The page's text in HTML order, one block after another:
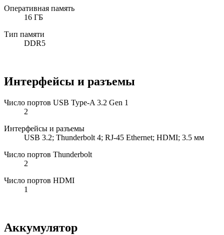
Оперативная память
16 ГБ
Тип памяти
DDR5
Интерфейсы и разъемы
Число портов USB Type-A 3.2 Gen 1
2
Интерфейсы и разъемы
USB 3.2; Thunderbolt 4; RJ-45 Ethernet; HDMI; 3.5 мм
Число портов Thunderbolt
2
Число портов HDMI
1
Аккумулятор